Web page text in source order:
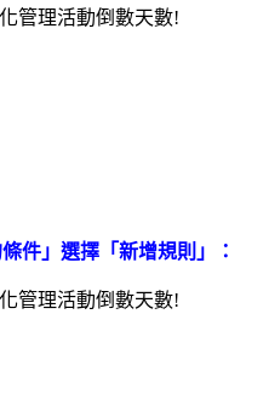
件」選擇「新增規則」：